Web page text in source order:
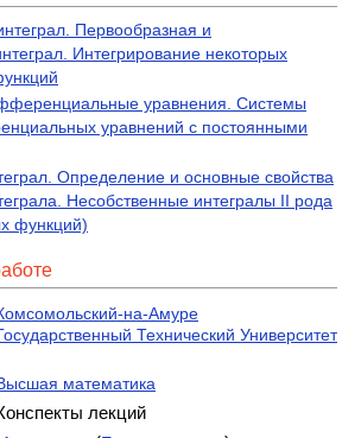
Первообразная и
Интегрирование некоторых
уравнения. Системы
уравнений с постоянными
Определение и основные свойства
Несобственные интегралы II рода
функций)
на-Амуре
Технический Университет
математика
лекций